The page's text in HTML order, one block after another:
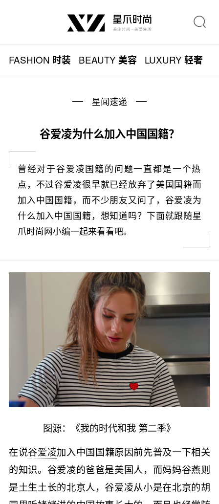
FASHION 时装 BEAUTY美容 LUXURY轻奢
星闻速递
谷爱凌为什么加入中国国籍？
曾经对于谷爱凌国籍的问题一直都是一个热
点，不过谷爱凌很早就已经放弃了美国国籍而
加入中国国籍，而不少朋友又问了，谷爱凌为
什么加入中国国籍，想知道吗？下面就跟随星
爪时尚网小编一起来看看吧。
图源：《我的时代和我 第二季》
在说谷爱凌加入中国国籍原因前先普及一下相关
的知识。谷爱凌的爸爸是美国人，而妈妈谷燕则
是土生土长的北京人，谷爱凌从小是在北京的胡